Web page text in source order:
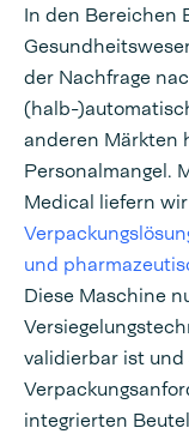
In den Bereichen
der Nachfrage
(halb-
anderen Märkten
Personalmangel.
Medical liefern
und
Diese Maschine
validierbar ist
integrierten